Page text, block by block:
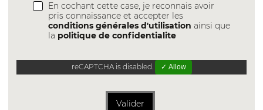
En cochant cette case, je reconnais avoir
pris connaissance et accepter les
conditions générales d'utilisation ainsi que
la politique de confidentialite
reCAPTCHA is disabled. ✓ Allow
Valider